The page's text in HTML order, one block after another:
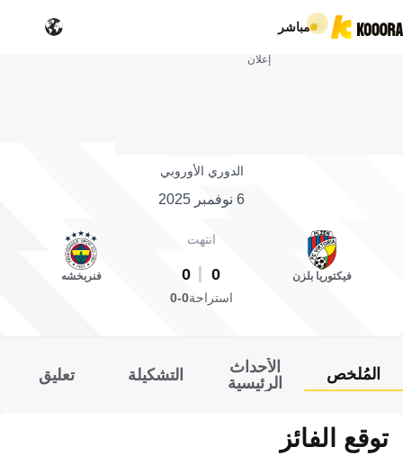
مباشر
إعلان
الدوري الأوروبي
6 نوفمبر 2025
فيكتوريا بلزن
انتهت
0
0 فنربخشه
استراحة0-0
المُلخص
الأحداث
الرئيسية
التشكيلة تعليق
توقع الفائز